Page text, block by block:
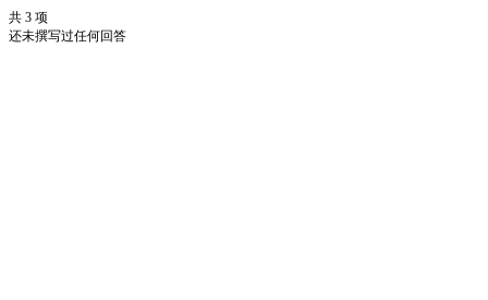
共 3 项
还未撰写过任何回答